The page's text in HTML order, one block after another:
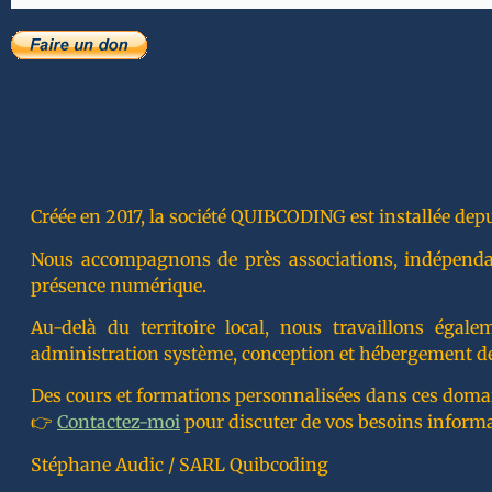
Créée en 2017, la société QUIBCODING est installée
Nous accompagnons de près associations,
présence numérique.
Au-delà du territoire local, nous travaillons
administration système, conception et hébergement
Des cours et formations personnalisées dans ces
👉 Contactez-moi pour discuter de vos besoins
Stéphane Audic / SARL Quibcoding